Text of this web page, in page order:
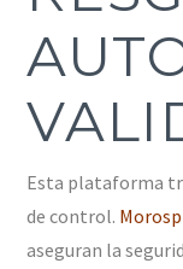
Esta plataforma
de control.
aseguran la